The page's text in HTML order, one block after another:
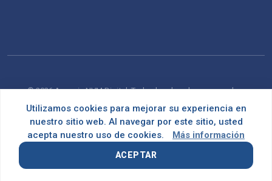
© 2026 Agencia NVM Digital. Todos los derechos reservados.
Desarrollado con por OMNES
Utilizamos cookies para mejorar su experiencia en
nuestro sitio web. Al navegar por este sitio, usted
acepta nuestro uso de cookies.
Más información
ACEPTAR